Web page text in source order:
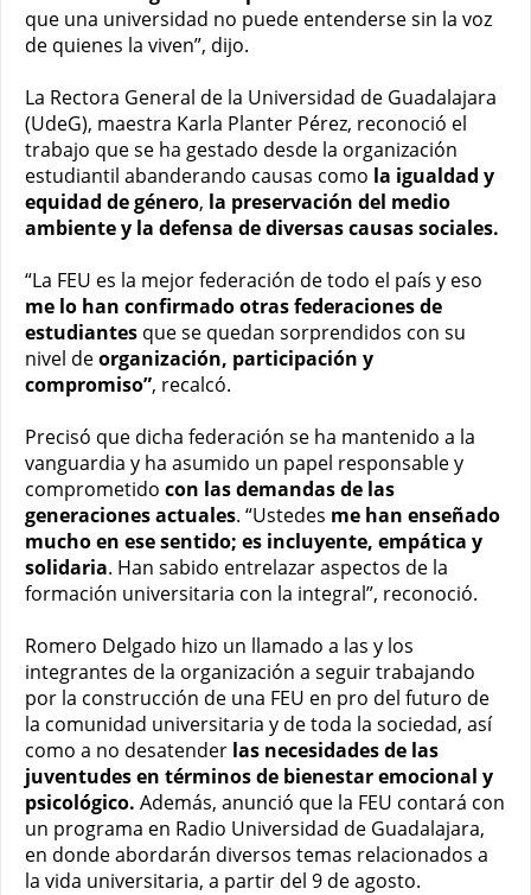
que una universidad no puede entenderse sin la voz
de quienes la viven”, dijo.
La Rectora General de la Universidad de Guadalajara
(UdeG), maestra Karla Planter Pérez, reconoció el
trabajo que se ha gestado desde la organización
estudiantil abanderando causas como la igualdad y
equidad de género, la preservación del medio
ambiente y la defensa de diversas causas sociales.
“La FEU es la mejor federación de todo el país y eso
me lo han confirmado otras federaciones de
estudiantes que se quedan sorprendidos con su
nivel deorganización, participación y
compromiso”, recalcó.
Precisó que dicha federación se ha mantenido a la
vanguardia y ha asumido un papel responsable y
comprometido con las demandas de las
generaciones actuales. “Ustedes me han enseñado
mucho en ese sentido; es incluyente, empática y
solidaria. Han sabido entrelazar aspectos de la
formación universitaria con la integral”, reconoció.
Romero Delgado hizo un llamado a las y los
integrantes de la organización a seguir trabajando
por la construcción de una FEU en pro del futuro de
la comunidad universitaria y de toda la sociedad, así
como a no desatender las necesidades de las
juventudes en términos de bienestar emocional y
psicológico. Además, anunció que la FEU contará con
un programa en Radio Universidad de Guadalajara,
en donde abordarán diversos temas relacionados a
la vida universitaria, a partir del 9 de agosto.